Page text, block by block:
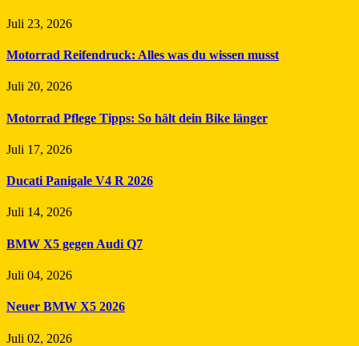
Juli 23, 2026
Motorrad Reifendruck: Alles was du wissen musst
Juli 20, 2026
Motorrad Pflege Tipps: So hält dein Bike länger
Juli 17, 2026
Ducati Panigale V4 R 2026
Juli 14, 2026
BMW X5 gegen Audi Q7
Juli 04, 2026
Neuer BMW X5 2026
Juli 02, 2026